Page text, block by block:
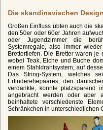
Die skandinavischen
Großen Einfluss übten auch die
den 50er oder 60er Jahren
oder Jugendzimmer die
Systemregale, also immer
Brettertiefen. Die Bretter waren je
wobei Teak, Eiche und Buche
einem Stahldrahtsystem, auf
Das String-System, welches
Erfinderehepaares, den
verdankte, konnte platzsparend
angebracht werden oder aber
beinhaltete verschiedenste
Schränkchen in unterschiedlichen